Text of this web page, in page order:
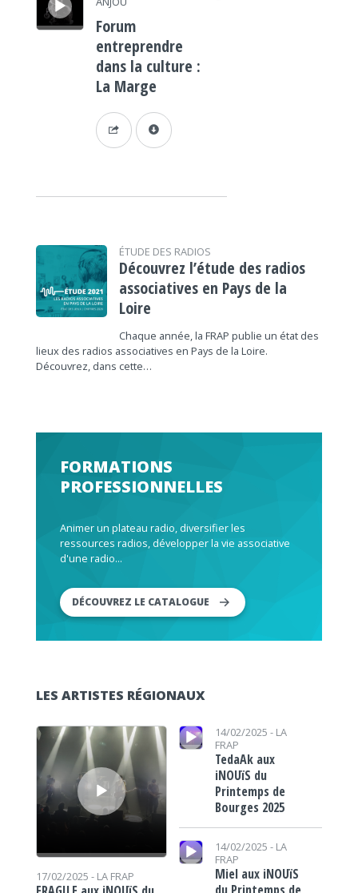
Forum
entreprendre
dans la culture :
La Marge
ÉTUDE DES RADIOS
Découvrez l’étude des radios
associatives en Pays de la
Loire
Chaque année, la FRAP publie un état des
lieux des radios associatives en Pays de la Loire.
Découvrez, dans cette…
FORMATIONS
PROFESSIONNELLES
Animer un plateau radio, diversifier les
ressources radios, développer la vie associative
d'une radio...
DÉCOUVREZ LE CATALOGUE
LES ARTISTES RÉGIONAUX
Lecteur audio
17/02/2025 - LA FRAP
Lecteur audio 14/02/2025 - LA
FRAP
TedaAk aux
iNOUïS du
Printemps de
Bourges 2025
Lecteur audio
14/02/2025 - LA
FRAP
Miel aux iNOUïS